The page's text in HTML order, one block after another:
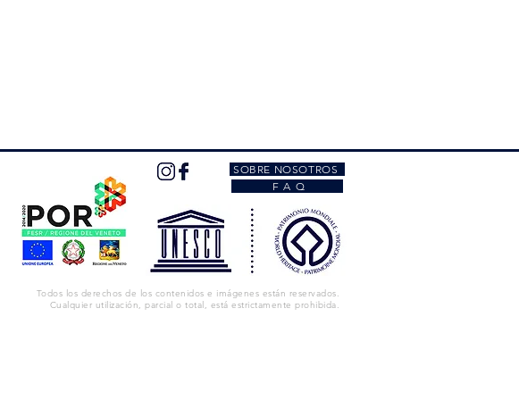
SOBRE NOSOTROS
Todos los derechos de los contenidos e imágenes están reservados.
Cualquier utilización, parcial o total, está estrictamente prohibida.
F A Q